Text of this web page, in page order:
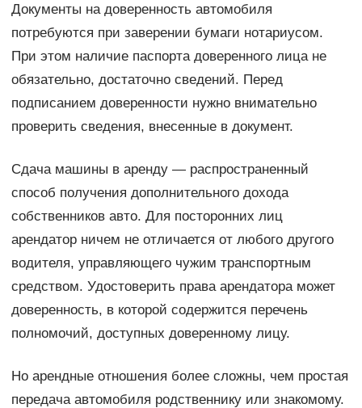
Документы на доверенность автомобиля
потребуются при заверении бумаги нотариусом.
При этом наличие паспорта доверенного лица не
обязательно, достаточно сведений. Перед
подписанием доверенности нужно внимательно
проверить сведения, внесенные в документ.
Сдача машины в аренду — распространенный
способ получения дополнительного дохода
собственников авто. Для посторонних лиц
арендатор ничем не отличается от любого другого
водителя, управляющего чужим транспортным
средством. Удостоверить права арендатора может
доверенность, в которой содержится перечень
полномочий, доступных доверенному лицу.
Но арендные отношения более сложны, чем простая
передача автомобиля родственнику или знакомому.